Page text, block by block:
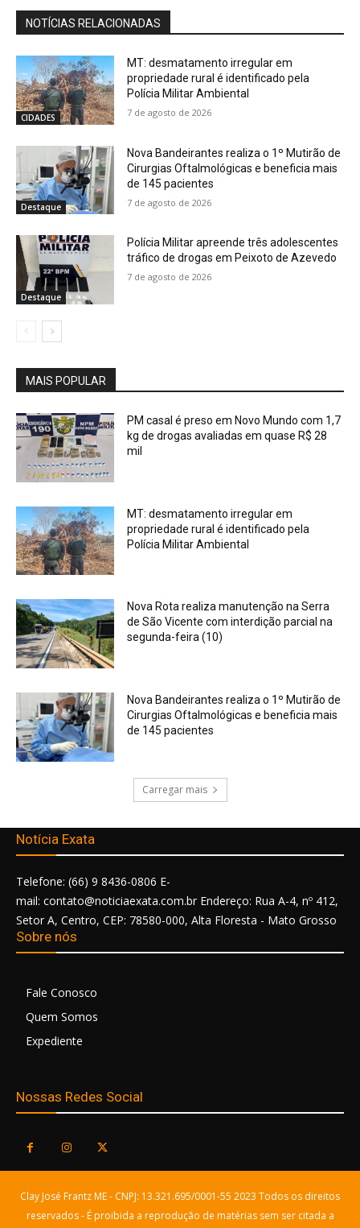
NOTÍCIAS RELACIONADAS
CIDADES
MT: desmatamento irregular em
propriedade rural é identificado pela
Polícia Militar Ambiental
7 de agosto de 2026
Destaque
Nova Bandeirantes realiza o 1º Mutirão de
Cirurgias Oftalmológicas e beneficia mais
de 145 pacientes
7 de agosto de 2026
Destaque
Polícia Militar apreende três adolescentes
tráfico de drogas em Peixoto de Azevedo
7 de agosto de 2026
MAIS POPULAR
PM casal é preso em Novo Mundo com 1,7
kg de drogas avaliadas em quase R$ 28
mil
MT: desmatamento irregular em
propriedade rural é identificado pela
Polícia Militar Ambiental
Nova Rota realiza manutenção na Serra
de São Vicente com interdição parcial na
segunda-feira (10)
Nova Bandeirantes realiza o 1º Mutirão de
Cirurgias Oftalmológicas e beneficia mais
de 145 pacientes
Carregar mais
Notícia Exata
Telefone: (66) 9 8436-0806 E-
mail: contato@noticiaexata.com.br Endereço: Rua A-4, nº 412,
Setor A, Centro, CEP: 78580-000, Alta Floresta - Mato Grosso
Sobre nós
Fale Conosco
Quem Somos
Expediente
Nossas Redes Social
Clay José Frantz ME - CNPJ: 13.321.695/0001-55 2023 Todos os direitos
reservados - É proibida a reprodução de matérias sem ser citada a